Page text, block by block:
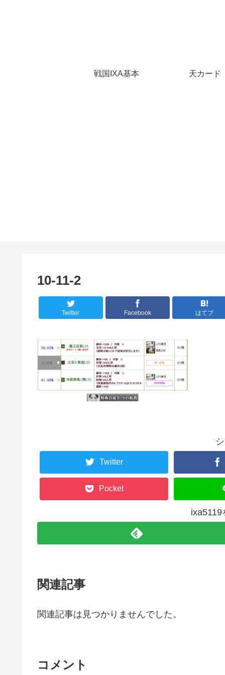
戦国IXA基本 天カード
10-11-2
Twitter Facebook はてブ
Twitter
Pocket
ixa5119
関連記事
関連記事は見つかりませんでした。
コメント